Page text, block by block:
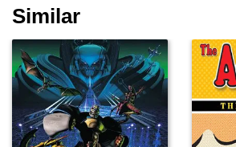
Similar